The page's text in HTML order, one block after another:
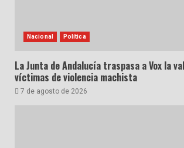
Nacional Política
La Junta de Andalucía traspasa a Vox la
víctimas de violencia machista
7 de agosto de 2026